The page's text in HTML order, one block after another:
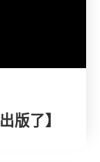
版了】